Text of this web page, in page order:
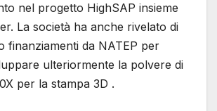
nel progetto HighSAP insieme
La società ha anche rivelato di
finanziamenti da NATEP per
ulteriormente la polvere di
per la stampa 3D .